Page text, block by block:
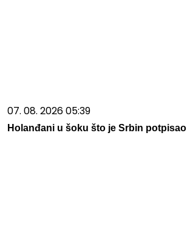
07. 08. 2026 05:39
Holanđani u šoku što je Srbin potpisao